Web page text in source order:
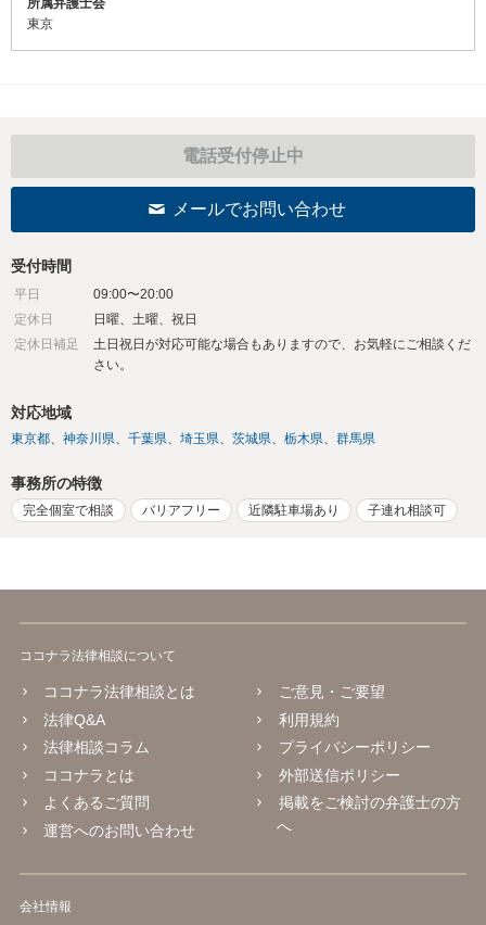
所属弁護士会
東京
電話受付停止中
メールでお問い合わせ
受付時間
平日
09:00〜20:00
定休日
日曜、土曜、祝日
定休日補足
土日祝日が対応可能な場合もありますので、お気軽にご相談くだ
さい。
対応地域
東京都 神奈川県 千葉県 埼玉県 茨城県 栃木県 群馬県
事務所の特徴
完全個室で相談 バリアフリー 近隣駐車場あり 子連れ相談可
ココナラ法律相談について
ココナラ法律相談とは
法律Q&A
法律相談コラム
ココナラとは
よくあるご質問
運営へのお問い合わせ
ご意見・ご要望
利用規約
プライバシーポリシー
外部送信ポリシー
掲載をご検討の弁護士の方
へ
会社情報